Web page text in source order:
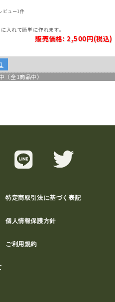
ビュー1件
入れて簡単に作れます。
販売価格: 2,500円(税込)
1
（全 1商品中）
特定商取引法に基づく表記
個人情報保護方針
ご利用規約